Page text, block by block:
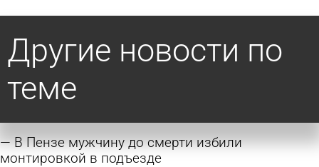
Другие новости по
теме
В Пензе мужчину до смерти избили
монтировкой в подъезде